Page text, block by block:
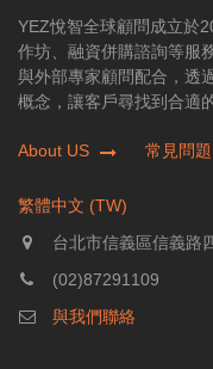
YEZ悅智全球顧問成立於
作坊、融資併購諮詢等服
與外部專家顧問配合，透
概念，讓客戶尋找到合適
About US 常見問題
繁體中文 (TW)
台北市信義區信義路
(02)87291109
與我們聯絡